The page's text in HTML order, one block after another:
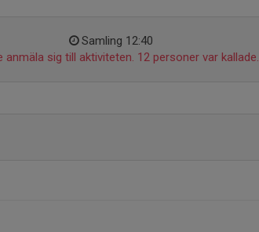
Samling 12:40
anmäla sig till aktiviteten. 12 personer var kallade.